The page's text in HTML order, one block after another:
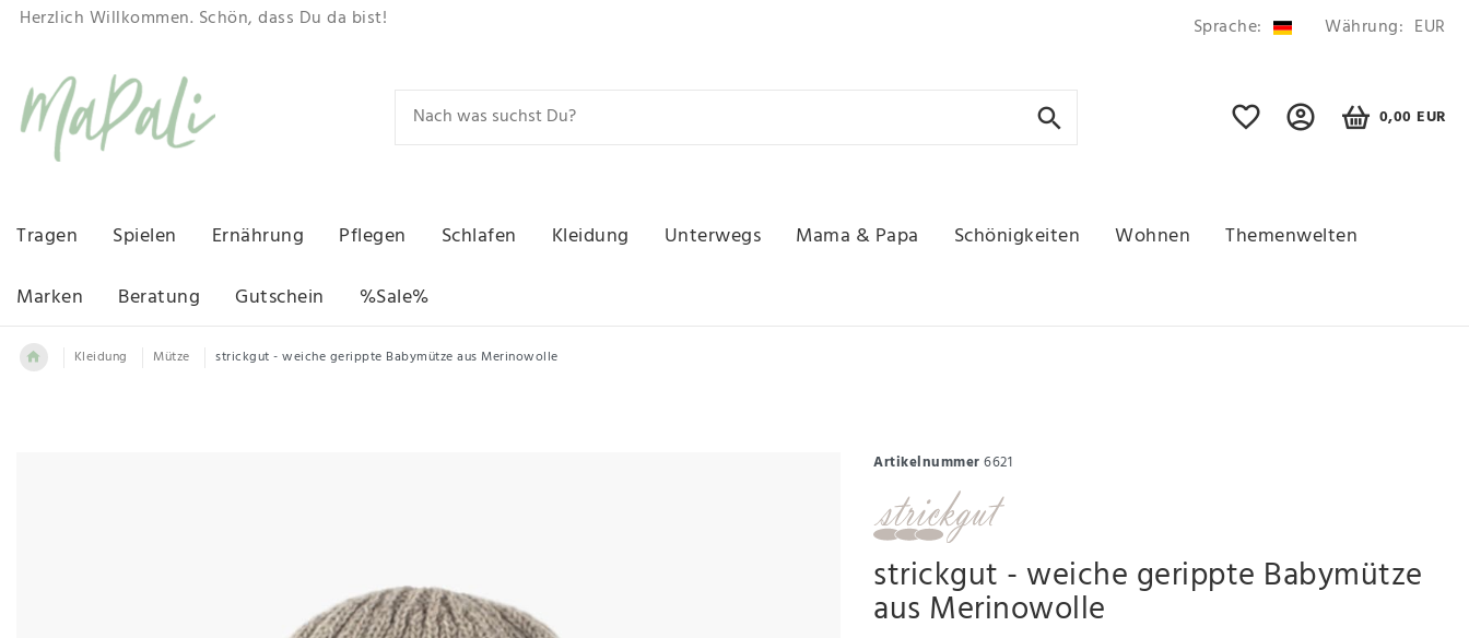
Herzlich Willkommen. Schön, dass Du da bist! Sprache: Währung: EUR
0,00 EUR
Tragen Spielen Ernährung Pflegen Schlafen Kleidung Unterwegs Mama & Papa Schönigkeiten Wohnen
Themenwelten
Marken
Beratung Gutschein %Sale%
Kleidung Mütze strickgut - weiche gerippte Babymütze aus Merinowolle
Artikelnummer6621
strickgut - weiche gerippte Babymütze
aus Merinowolle